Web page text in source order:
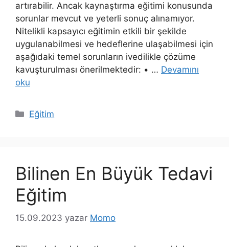
artırabilir. Ancak kaynaştırma eğitimi konusunda
sorunlar mevcut ve yeterli sonuç alınamıyor.
Nitelikli kapsayıcı eğitimin etkili bir şekilde
uygulanabilmesi ve hedeflerine ulaşabilmesi için
aşağıdaki temel sorunların ivedilikle çözüme
kavuşturulması önerilmektedir: • … Devamını
oku
Kategoriler
Eğitim
Bilinen En Büyük Tedavi
Eğitim
15.09.2023 yazar Momo